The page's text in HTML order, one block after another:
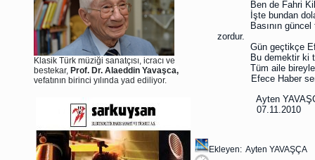
Klasik Türk müziği sanatçısı, icracı ve
bestekar, Prof. Dr. Alaeddin Yavaşca,
vefatının birinci yılında yad ediliyor.
Ben de Fahri
İşte bundan
Basının
zordur.
Gün geçtikçe
Bu demektir ki
Tüm aile
Efece Haber sen
Ayten
07.11.2010
Ekleyen: Ayten YAVAŞÇA